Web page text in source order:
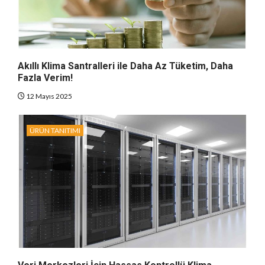
Akıllı Klima Santralleri ile Daha Az Tüketim, Daha
Fazla Verim!
12 Mayıs 2025
ÜRÜN TANITIMI